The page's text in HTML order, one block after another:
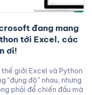
đang mang
tới Excel, các
ơi!
thế giới Excel và Python
“đụng độ” nhau, nhưng
phải để chiến đấu mà